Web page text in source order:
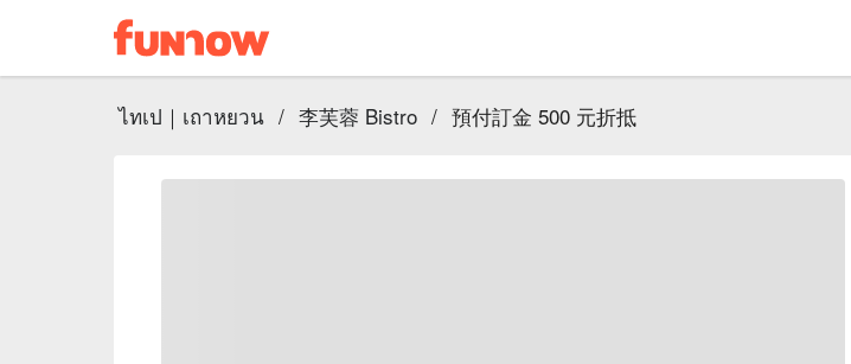
ไทเป｜เถาหยวน / 李芙蓉 Bistro / 預付訂金 500 元折抵